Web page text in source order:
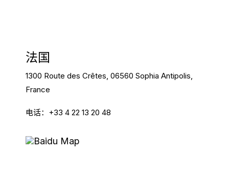
法国
1300 Route des Crêtes, 06560 Sophia Antipolis,
France
电话：+33 4 22 13 20 48